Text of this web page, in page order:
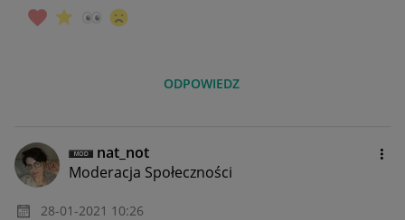
ODPOWIEDZ
nat_not
Moderacja Społeczności
‎28-01-2021 10:26